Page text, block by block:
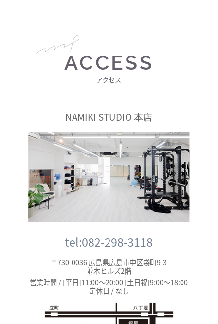
ACCESS
アクセス
NAMIKI STUDIO 本店
tel:082-298-3118
〒730-0036 広島県広島市中区袋町9-3
並木ヒルズ2階
営業時間 / [平日]11:00～20:00 [土日祝]9:00～18:00
定休日 / なし